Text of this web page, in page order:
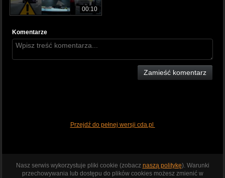
00:10
Komentarze
Zamieść komentarz
Przejdź do pełnej wersji cda.pl
Nasz serwis wykorzystuje pliki cookie (zobacz naszą politykę). Warunki
przechowywania lub dostępu do plików cookies możesz zmienić w